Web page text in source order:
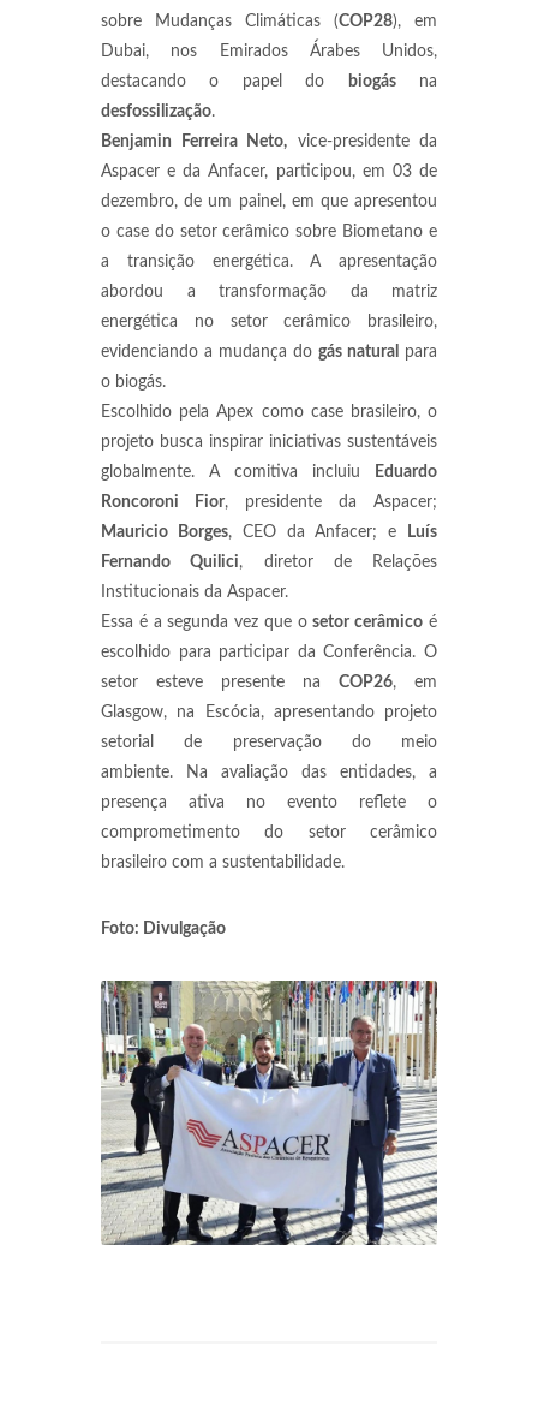
sobre Mudanças Climáticas (COP28), em
Dubai, nos Emirados Árabes Unidos,
destacando o papel do
biogásna
desfossilização.
Benjamin Ferreira Neto, vice-presidente da
Aspacer e da Anfacer, participou, em 03 de
dezembro, de um painel, em que apresentou
o case do setor cerâmico sobre Biometano e
a transição energética. A apresentação
abordou a transformação da matriz
energética no setor cerâmico brasileiro,
evidenciando a mudança do gás natural
para
o biogás.
Escolhido pela Apex como case brasileiro, o
projeto busca inspirar iniciativas sustentáveis
globalmente. A comitiva incluiu
Eduardo
Roncoroni Fior, presidente da Aspacer;
Mauricio Borges, CEO da Anfacer; e
Luís
Fernando Quilici, diretor de Relações
Institucionais da Aspacer.
Essa é a segunda vez que osetor cerâmico é
escolhido para participar da Conferência. O
setor esteve presente na COP26, em
Glasgow, na Escócia, apresentando projeto
setorial de preservação do meio
ambiente. Na avaliação das entidades, a
presença ativa no evento reflete o
comprometimento do setor cerâmico
brasileiro com a sustentabilidade.
Foto: Divulgação